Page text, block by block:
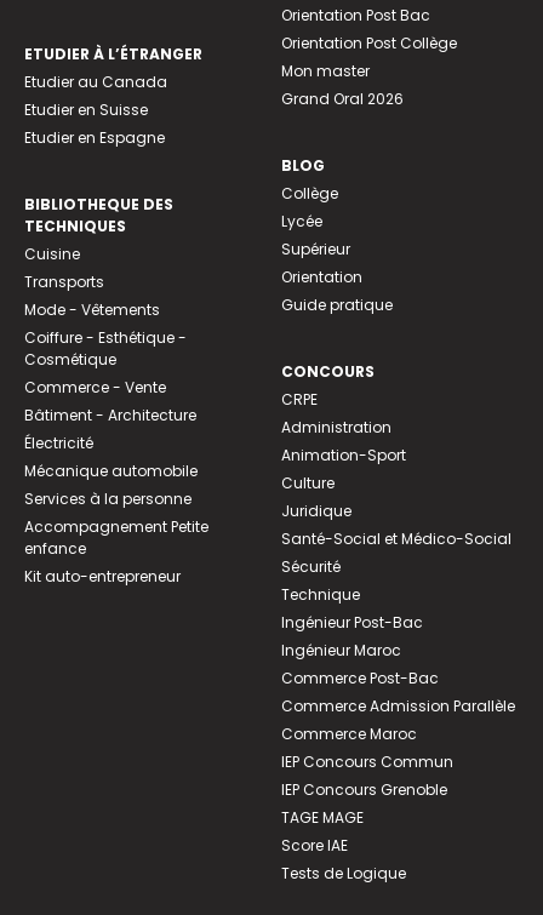
ETUDIER À L’ÉTRANGER
Etudier au Canada
Etudier en Suisse
Etudier en Espagne
BIBLIOTHEQUE DES
TECHNIQUES
Cuisine
Transports
Mode - Vêtements
Coiffure - Esthétique -
Cosmétique
Commerce - Vente
Bâtiment - Architecture
Électricité
Mécanique automobile
Services à la personne
Accompagnement Petite
enfance
Kit auto-entrepreneur
Orientation Post Bac
Orientation Post Collège
Mon master
Grand Oral 2026
BLOG
Collège
Lycée
Supérieur
Orientation
Guide pratique
CONCOURS
CRPE
Administration
Animation-Sport
Culture
Juridique
Santé-Social et Médico-Social
Sécurité
Technique
Ingénieur Post-Bac
Ingénieur Maroc
Commerce Post-Bac
Commerce Admission Parallèle
Commerce Maroc
IEP Concours Commun
IEP Concours Grenoble
TAGE MAGE
Score IAE
Tests de Logique